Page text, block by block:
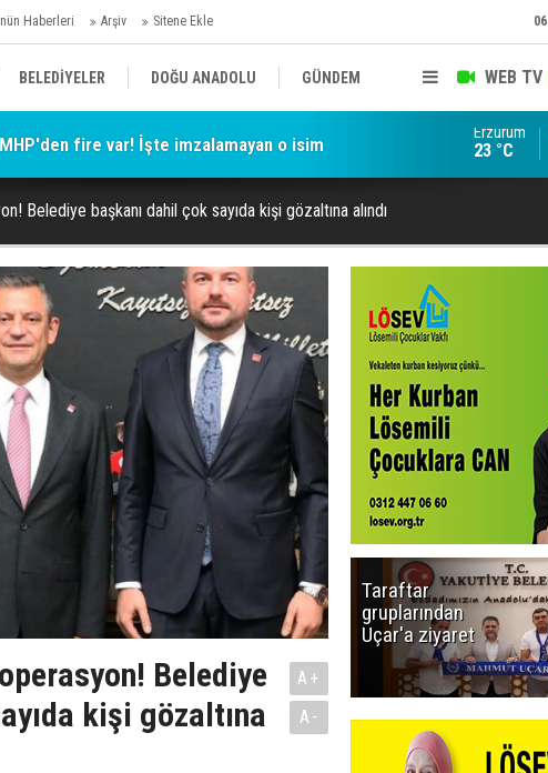
Haberleri Arşiv Sitene Ekle
WEB TV
BELEDİYELER DOĞU ANADOLU GÜNDEM
AFAD/ SAVAŞ SPOR
MAĞAZİN BODRUM
fire var! İşte imzalamayan o isim Siyaset-
Erzurum
23 °C
Belediye başkanı dahil çok sayıda kişi gözaltına alındı
Belediye
kişi gözaltına
A+
A-
Taraftar
gruplarından
Uçar'a ziyaret